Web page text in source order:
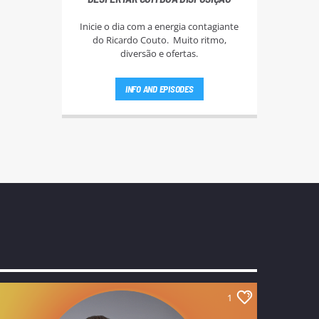
Inicie o dia com a energia contagiante
do Ricardo Couto. Muito ritmo,
diversão e ofertas.
INFO AND EPISODES
1